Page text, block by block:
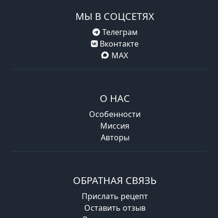
МЫ В СОЦСЕТЯХ
Телеграм
Вконтакте
MAX
О НАС
Особенности
Миссия
Авторы
ОБРАТНАЯ СВЯЗЬ
Прислать рецепт
Оставить отзыв